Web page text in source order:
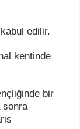
edilir.
kentinde
bir
sonra